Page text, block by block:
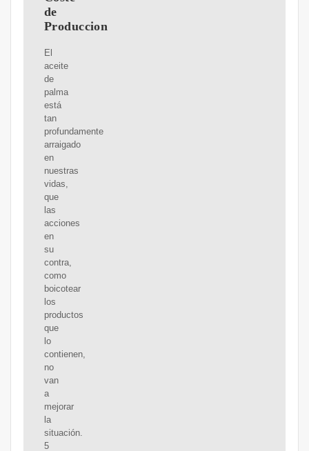
de
Produccion
El
aceite
de
palma
está
tan
profundamente
arraigado
en
nuestras
vidas,
que
las
acciones
en
su
contra,
como
boicotear
los
productos
que
lo
contienen,
no
van
a
mejorar
la
situación.
5